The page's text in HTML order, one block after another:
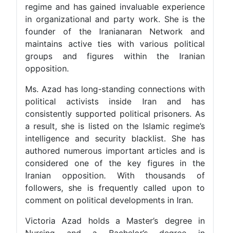
regime and has gained invaluable experience
in organizational and party work. She is the
founder of the Iranianaran Network and
maintains active ties with various political
groups and figures within the Iranian
opposition.
Ms. Azad has long-standing connections with
political activists inside Iran and has
consistently supported political prisoners. As
a result, she is listed on the Islamic regime’s
intelligence and security blacklist. She has
authored numerous important articles and is
considered one of the key figures in the
Iranian opposition. With thousands of
followers, she is frequently called upon to
comment on political developments in Iran.
Victoria Azad holds a Master’s degree in